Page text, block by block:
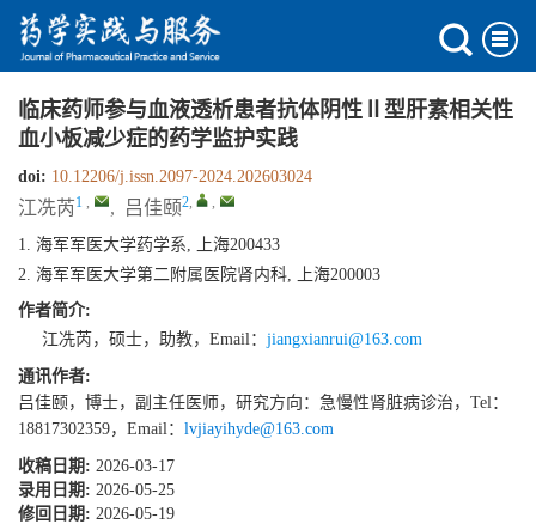
临床药师参与血液透析患者抗体阴性Ⅱ型肝素相关性
血小板减少症的药学监护实践
doi: 10.12206/j.issn.2097-2024.202603024
江冼芮1 , , 吕佳颐2, ,
1. 海军军医大学药学系, 上海200433
2. 海军军医大学第二附属医院肾内科, 上海200003
作者简介:
江冼芮，硕士，助教，Email： jiangxianrui@163.com
通讯作者:
吕佳颐，博士，副主任医师，研究方向：急慢性肾脏病诊治，Tel：
18817302359，Email： lvjiayihyde@163.com
收稿日期: 2026-03-17
录用日期: 2026-05-25
修回日期: 2026-05-19